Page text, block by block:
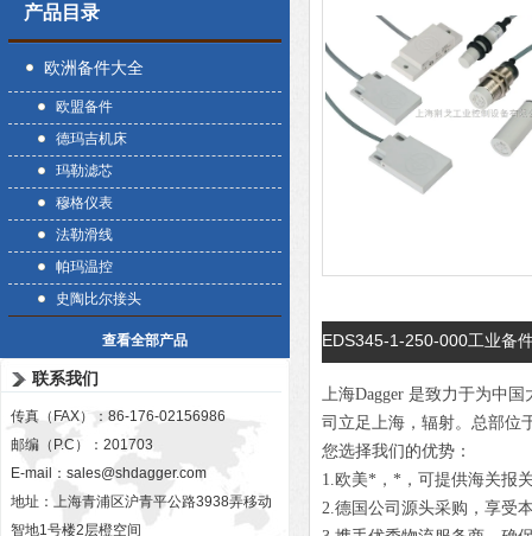
产品目录
欧洲备件大全
欧盟备件
德玛吉机床
玛勒滤芯
穆格仪表
法勒滑线
帕玛温控
史陶比尔接头
查看全部产品
联系我们
传真（FAX）：86-176-02156986
邮编（P.C）：201703
E-mail： sales@shdagger.com
地址：上海青浦区沪青平公路3938弄移动
智地1号楼2层橙空间
EDS345-1-250-000工业备
上海Dagger 是致力于为中
司立足上海，辐射。总部位
您选择我们的优势：
1.欧美*，*，可提供海关报
2.德国公司源头采购，享受